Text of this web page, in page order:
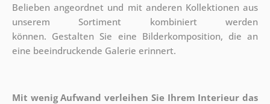
Belieben angeordnet und mit anderen Kollektionen aus
unserem Sortiment kombiniert werden
können. Gestalten Sie eine Bilderkomposition, die an
eine beeindruckende Galerie erinnert.
Mit wenig Aufwand verleihen Sie Ihrem Interieur das